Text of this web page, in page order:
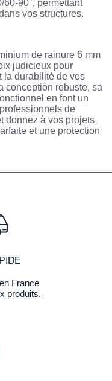
90°, permettant
vos structures.
de rainure 6 mm
judicieux pour
la durabilité de vos
conception robuste, sa
en font un
de
donnez à vos projets
et une protection
France
produits.